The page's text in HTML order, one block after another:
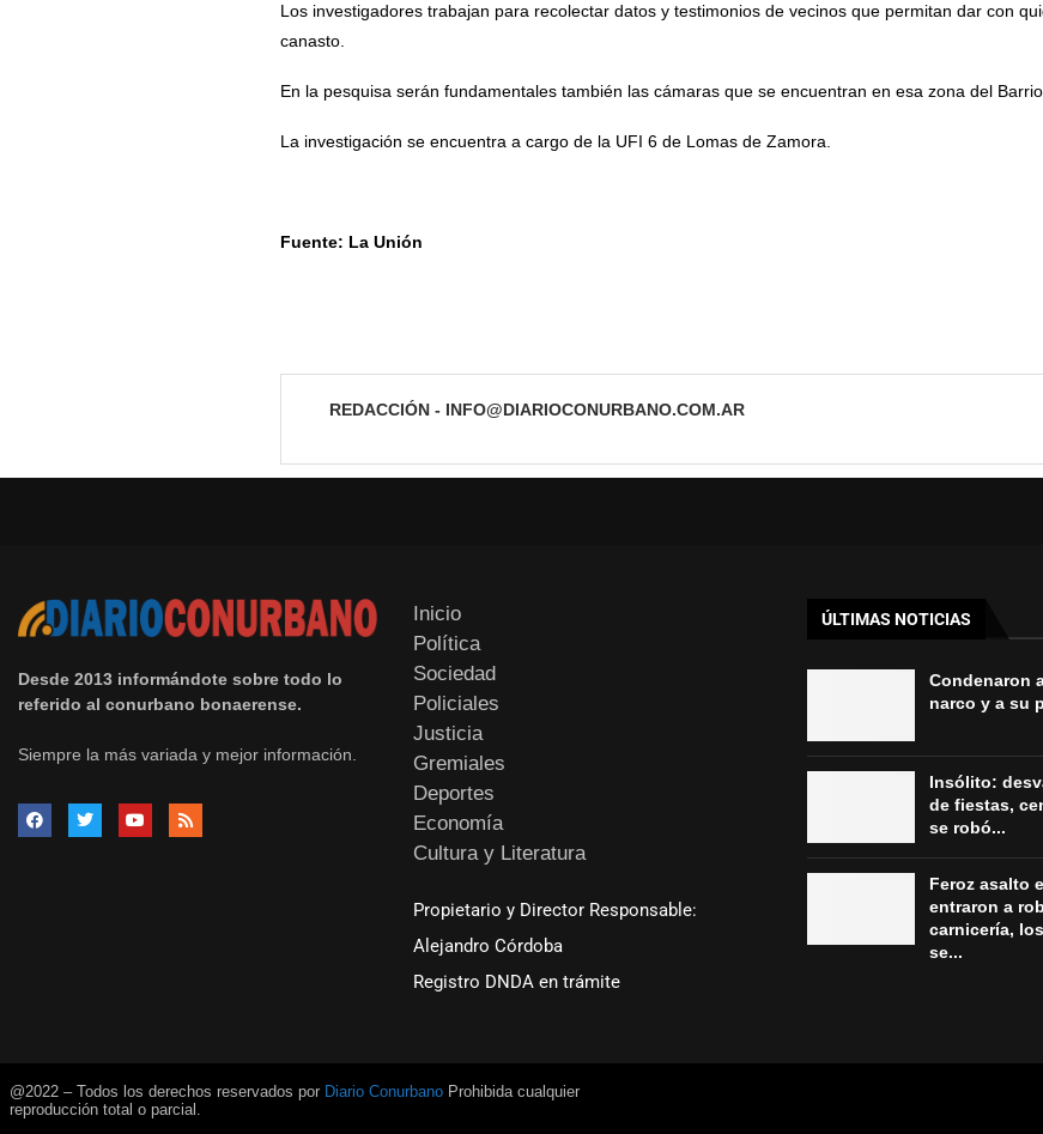
Los investigadores trabajan para recolectar datos y testimonios de vecinos que permitan dar con
canasto.
En la pesquisa serán fundamentales también las cámaras que se encuentran en esa zona del
La investigación se encuentra a cargo de la UFI 6 de Lomas de Zamora.
Fuente: La Unión
REDACCIÓN - INFO@DIARIOCONURBANO.COM.AR
Desde 2013 informándote sobre todo lo
referido al conurbano bonaerense.
Siempre la más variada y mejor información.
Inicio
Política
Sociedad
Policiales
Justicia
Gremiales
Deportes
Economía
Cultura y Literatura
Propietario y Director Responsable:
Alejandro Córdoba
Registro DNDA en trámite
ÚLTIMAS NOTICIAS
Condenaron
narco y a su
Insólito:
de fiestas,
se robó...
Feroz asalto
entraron a
carnicería,
se...
@2022 – Todos los derechos reservados por Diario Conurbano Prohibida cualquier
reproducción total o parcial.